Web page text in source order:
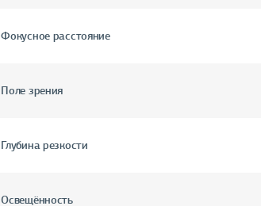
Фокусное расстояние
Поле зрения
Глубина резкости
Освещённость